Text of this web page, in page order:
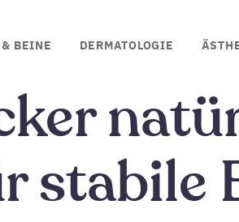
BEINE DERMATOLOGIE
stabile